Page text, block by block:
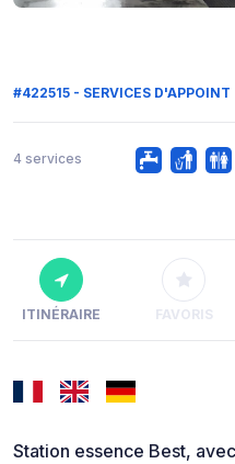
#422515 - SERVICES D'APPOINT
4 services
ITINÉRAIRE FAVORIS
Station essence Best,